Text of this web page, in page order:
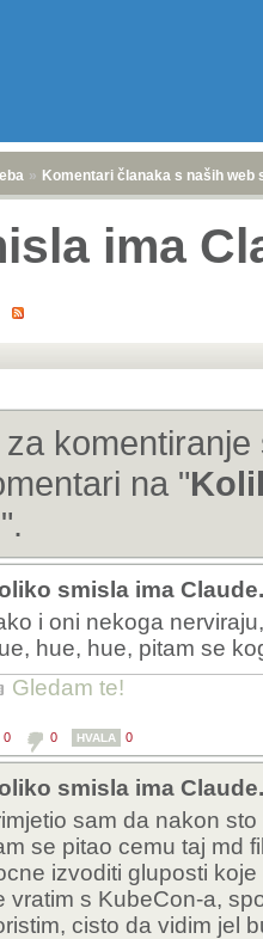
» Komentari članaka s naših web
ima
na "
".
smisla ima
i oni nekoga
hue, hue, pitam se
Gledam te!
0 0 HVALA 0
smisla ima
sam da nakon
se pitao cemu taj md
izvoditi gluposti
vratim s KubeCon-a,
cisto da vidim jel